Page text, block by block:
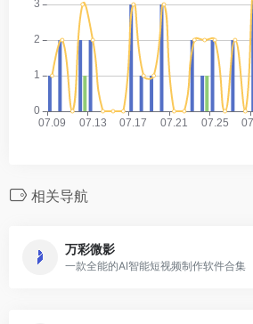
相关导航
万彩微影
一款全能的AI智能短视频制作软件合集